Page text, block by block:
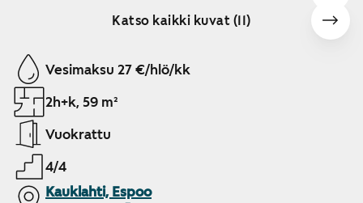
Katso kaikki kuvat (11)
Näytetään dia 1 / 11
Vesimaksu 27 €/hlö/kk
2h+k, 59 m²
Vuokrattu
4/4
Kauklahti, Espoo